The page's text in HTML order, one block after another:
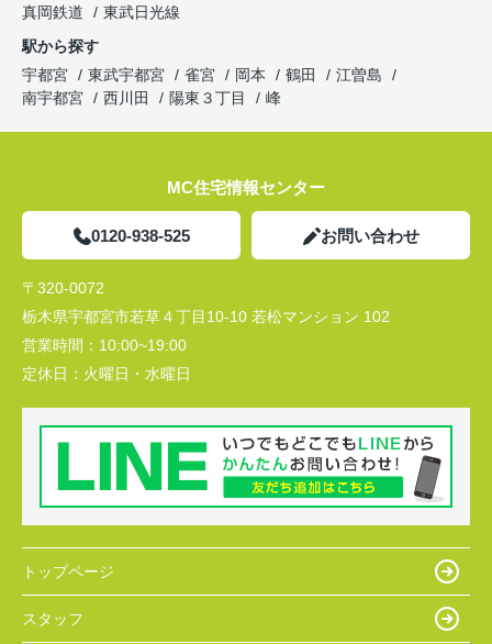
真岡鉄道
東武日光線
駅から探す
宇都宮
東武宇都宮 雀宮 岡本 鶴田
江曽島
南宇都宮
西川田 陽東３丁目 峰
MC住宅情報センター
0120-938-525 お問い合わせ
〒320-0072
栃木県宇都宮市若草４丁目10-10 若松マンション 102
営業時間： 10:00~19:00
定休日： 火曜日・水曜日
トップページ
スタッフ